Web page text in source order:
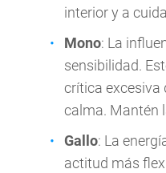
interior y a
Mono: La
sensibilidad.
crítica excesiva
calma. Mantén
Gallo: La
actitud más